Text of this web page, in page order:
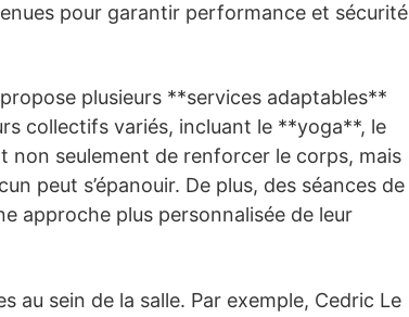
pour garantir performance et sécurité
plusieurs **services adaptables**
collectifs variés, incluant le **yoga**, le
seulement de renforcer le corps, mais
peut s’épanouir. De plus, des séances de
approche plus personnalisée de leur
au sein de la salle. Par exemple, Cedric Le